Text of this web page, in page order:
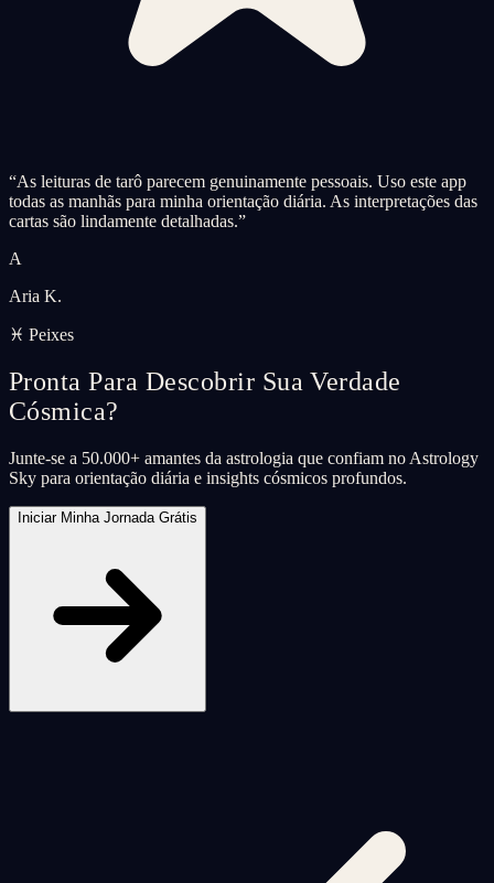
“As leituras de tarô parecem genuinamente pessoais. Uso este app
todas as manhãs para minha orientação diária. As interpretações das
cartas são lindamente detalhadas.”
A
Aria K.
♓ Peixes
Pronta Para Descobrir Sua Verdade
Cósmica?
Junte-se a 50.000+ amantes da astrologia que confiam no Astrology
Sky para orientação diária e insights cósmicos profundos.
Iniciar Minha Jornada Grátis